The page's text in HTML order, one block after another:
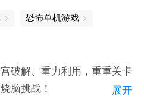
恐怖单机游戏
破解、重力利用，重重关卡
脑挑战！
展开